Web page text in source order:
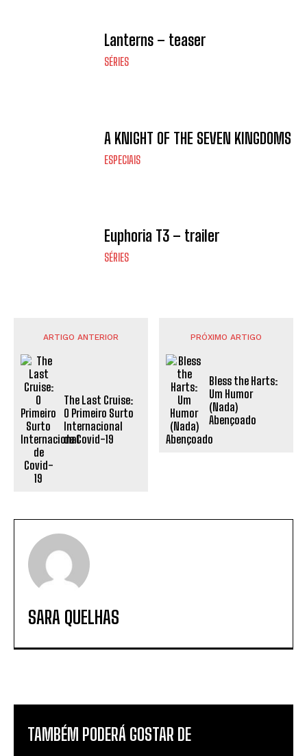
Lanterns – teaser
SÉRIES
A KNIGHT OF THE SEVEN KINGDOMS
ESPECIAIS
Euphoria T3 – trailer
SÉRIES
ARTIGO ANTERIOR
The Last Cruise:
O Primeiro Surto
Internacional
de Covid-19
PRÓXIMO ARTIGO
Bless the Harts:
Um Humor
(Nada)
Abençoado
SARA QUELHAS
TAMBÉM PODERÁ GOSTAR DE